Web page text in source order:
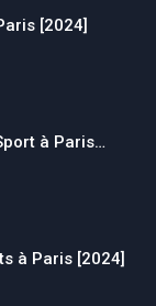
[2024]
à Paris…
à Paris [2024]